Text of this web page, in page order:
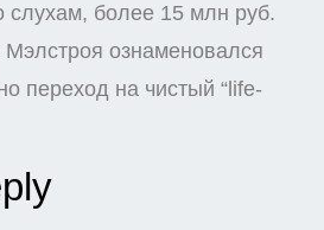
слухам, более 15 млн руб.
ознаменовался
переход на чистый “life-